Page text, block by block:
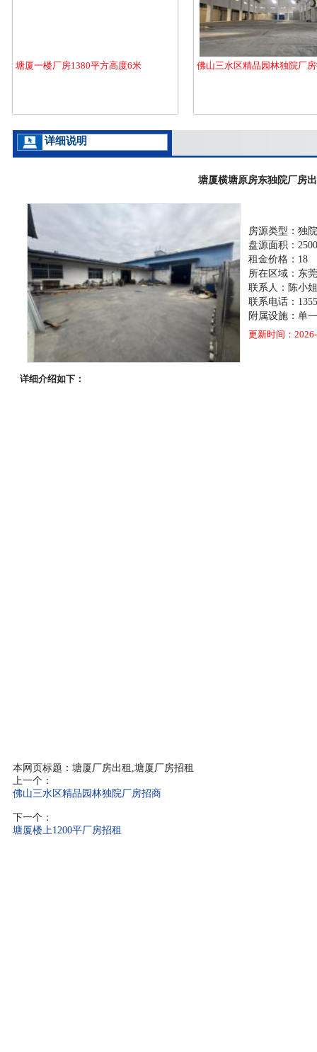
塘厦一楼厂房1380平方高度6米 佛山三水区精品园林独院厂
详细说明
塘厦横塘原房东独院厂房
房源类型：独
盘源面积：2500
租金价格：18
所在区域：东
联系人：陈小姐
联系电话：
附属设施：单
更新时间：
详细介绍如下：
本网页标题：塘厦厂房出租,塘厦厂房招租
上一个：
佛山三水区精品园林独院厂房招商
下一个：
塘厦楼上1200平厂房招租